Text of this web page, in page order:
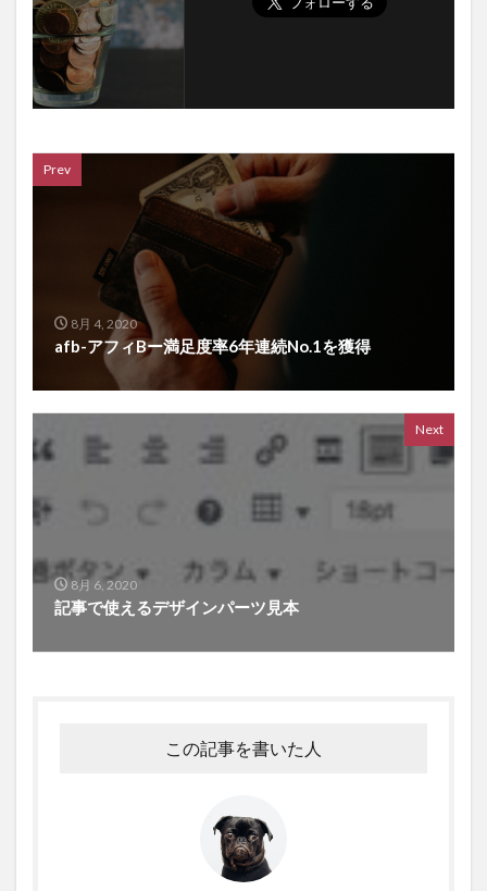
Prev
8月 4, 2020
afb-アフィBー満足度率6年連続No.1を獲得
Next
8月 6, 2020
記事で使えるデザインパーツ見本
この記事を書いた人